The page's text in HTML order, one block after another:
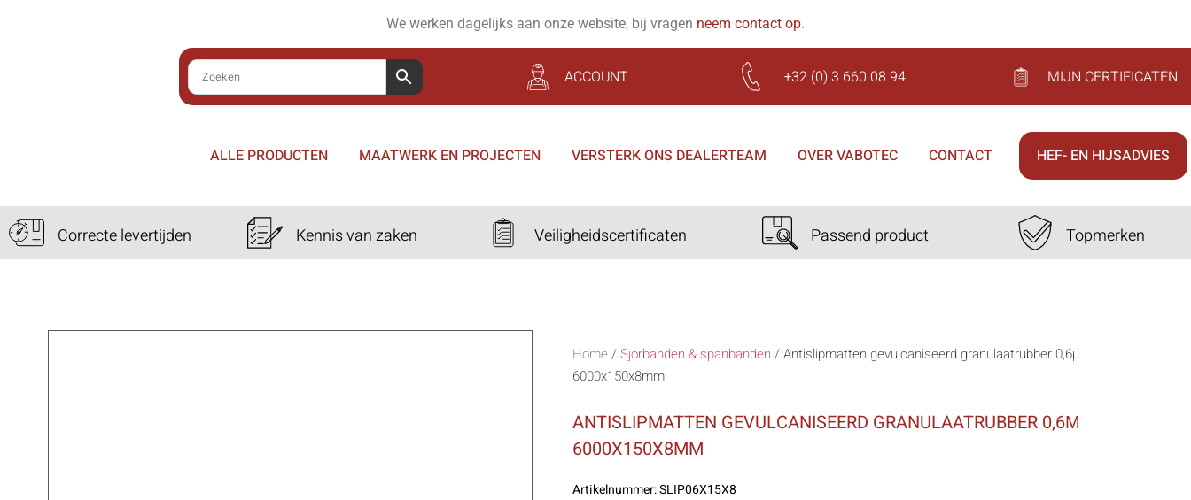
We werken dagelijks aan onze website, bij vragen neem contact op.
ACCOUNT +32 (0) 3 660 08 94 MIJN CERTIFICATEN
ALLE PRODUCTEN MAATWERK EN PROJECTEN VERSTERK ONS DEALERTEAM OVER VABOTEC CONTACT HEF- EN HIJSADVIES
Correcte levertijden Kennis van zaken Veiligheidscertificaten Passend product Topmerken
Home /Sjorbanden & spanbanden /Antislipmatten gevulcaniseerd granulaatrubber 0,6µ
6000x150x8mm
ANTISLIPMATTEN GEVULCANISEERD GRANULAATRUBBER 0,6Μ
6000X150X8MM
Artikelnummer:SLIP06X15X8